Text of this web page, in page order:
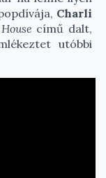
Charli
House című dalt,
utóbbi